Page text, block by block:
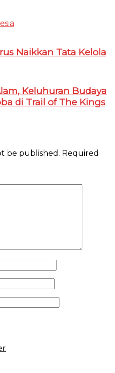
Naikkan Tata Kelola
Keluhuran Budaya
di Trail of The Kings
be published. Required